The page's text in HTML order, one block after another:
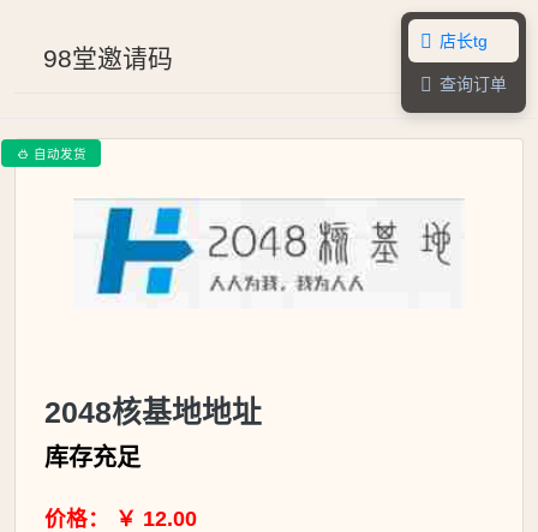
98堂邀请码
 店长tg
 查询订单
 自动发货
2048核基地地址
库存充足
价格： ￥ 12.00